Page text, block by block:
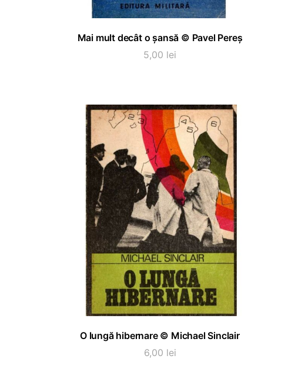
ADAUGĂ ÎN COȘ
Mai mult decât o șansă © Pavel Pereș
5,00 lei
ADAUGĂ ÎN COȘ
O lungă hibernare © Michael Sinclair
6,00 lei